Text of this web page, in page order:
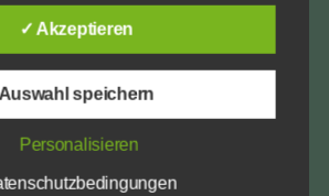
Website
des Reit- & Fahrverein
werdet ihr immer über die
und aktuellen Ereignisse
um einen möglichst
der über diese Internetseite
Daten
grundsätzlich
aufweisen, sodass ein absoluter
werden kann. Aus diesem
Daten auch auf alternativen
✓ Akzeptieren
Auswahl speichern
Personalisieren